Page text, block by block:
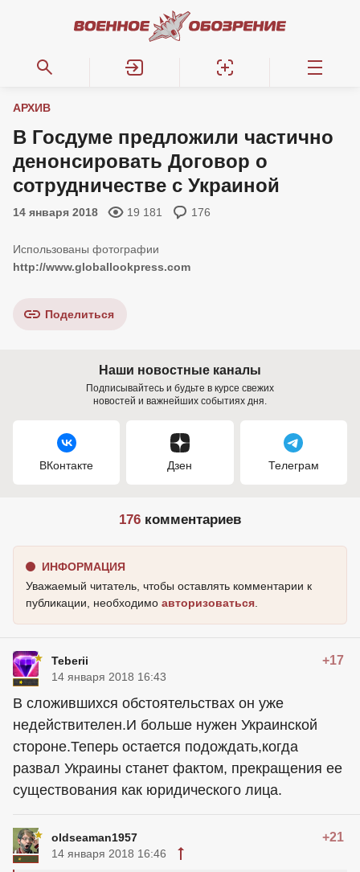
АРХИВ
В Госдуме предложили частично
денонсировать Договор о
сотрудничестве с Украиной
14 января 2018 19 181 176
http://www.globallookpress.com
Поделиться
Наши новостные каналы
Подписывайтесь и будьте в курсе свежих
новостей и важнейших событиях дня.
ВКонтакте Дзен Телеграм
176 комментариев
ИНФОРМАЦИЯ
Уважаемый читатель, чтобы оставлять комментарии к
публикации, необходимо авторизоваться
Teberii +17
14 января 2018 16:43
В сложившихся обстоятельствах он уже
недействителен.И больше нужен Украинской
стороне.Теперь остается подождать,когда
развал Украины станет фактом, прекращения ее
существования как юридического лица.
oldseaman1957 +21
14 января 2018 16:46